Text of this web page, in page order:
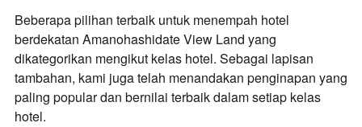
Beberapa pilihan terbaik untuk menempah hotel
berdekatan Amanohashidate View Land yang
dikategorikan mengikut kelas hotel. Sebagai lapisan
tambahan, kami juga telah menandakan penginapan yang
paling popular dan bernilai terbaik dalam setiap kelas
hotel.